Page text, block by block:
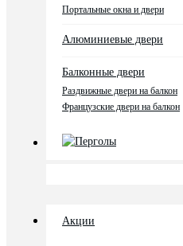
Портальные окна и двери
Алюминиевые двери
Балконные двери
Раздвижные двери на балкон
Французские двери на балкон
Перголы
Акции